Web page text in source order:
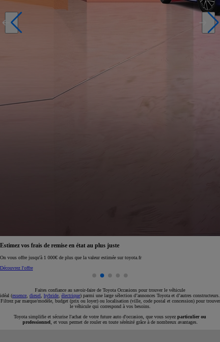
Réservez en ligne votre occasion pour 1€ seulement
Réservez en ligne
Faites confiance au savoir-faire de Toyota Occasions pour trouver le véhicule
idéal (essence diesel hybride électrique) parmi une large sélection d’annonces Toyota et d’autres constructeurs.
Filtrez par marque/modèle, budget (prix ou loyer) ou localisation (ville, code postal et concession) pour trouver
le véhicule qui correspond à vos besoins.
Toyota simplifie et sécurise l'achat de votre future auto d'occasion, que vous soyez particulier ou
professionnel , et vous permet de rouler en toute sérénité grâce à de nombreux avantages.